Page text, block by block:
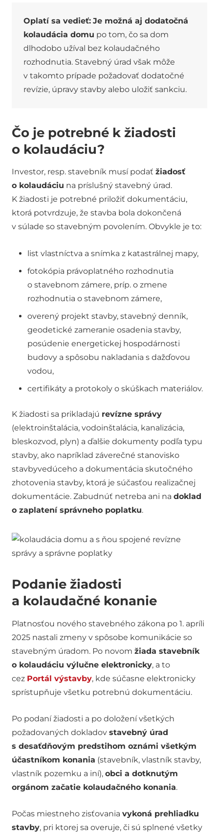
Oplatí sa vedieť: Je možná aj dodatočná
kolaudácia domu po tom, čo sa dom
dlhodobo užíval bez kolaudačného
rozhodnutia. Stavebný úrad však môže
v takomto prípade požadovať dodatočné
revízie, úpravy stavby alebo uložiť sankciu.
Čo je potrebné k žiadosti
o kolaudáciu?
Investor, resp. stavebník musí podať žiadosť
o kolaudáciu na príslušný stavebný úrad.
K žiadosti je potrebné priložiť dokumentáciu,
ktorá potvrdzuje, že stavba bola dokončená
v súlade so stavebným povolením. Obvykle je to:
list vlastníctva a snímka z katastrálnej mapy,
fotokópia právoplatného rozhodnutia
o stavebnom zámere, príp. o zmene
rozhodnutia o stavebnom zámere,
overený projekt stavby, stavebný denník,
geodetické zameranie osadenia stavby,
posúdenie energetickej hospodárnosti
budovy a spôsobu nakladania s dažďovou
vodou,
certifikáty a protokoly o skúškach materiálov.
K žiadosti sa prikladajú revízne správy
(elektroinštalácia, vodoinštalácia, kanalizácia,
bleskozvod, plyn) a ďalšie dokumenty podľa typu
stavby, ako napríklad záverečné stanovisko
stavbyvedúceho a dokumentácia skutočného
zhotovenia stavby, ktorá je súčasťou realizačnej
dokumentácie. Zabudnúť netreba ani na doklad
o zaplatení správneho poplatku.
Podanie žiadosti
a kolaudačné konanie
Platnosťou nového stavebného zákona po 1. apríli
2025 nastali zmeny v spôsobe komunikácie so
stavebným úradom. Po novom žiada stavebník
o kolaudáciu výlučne elektronicky, a to
cez Portál výstavby, kde súčasne elektronicky
sprístupňuje všetku potrebnú dokumentáciu.
Po podaní žiadosti a po doložení všetkých
požadovaných dokladov stavebný úrad
s desaťdňovým predstihom oznámi všetkým
účastníkom konania (stavebník, vlastník stavby,
vlastník pozemku a iní), obci a dotknutým
orgánom začatie kolaudačného konania.
Počas miestneho zisťovania vykoná prehliadku
stavby, pri ktorej sa overuje, či sú splnené všetky